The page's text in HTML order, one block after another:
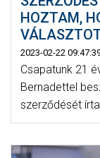
HOZTAM,
2023-02-22
Csapatunk 21
Bernadettel
szerződését írta